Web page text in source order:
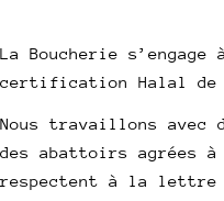
La Boucherie
certification Halal de
Nous travaillons avec
des abattoirs agrées
respectent à la lettre